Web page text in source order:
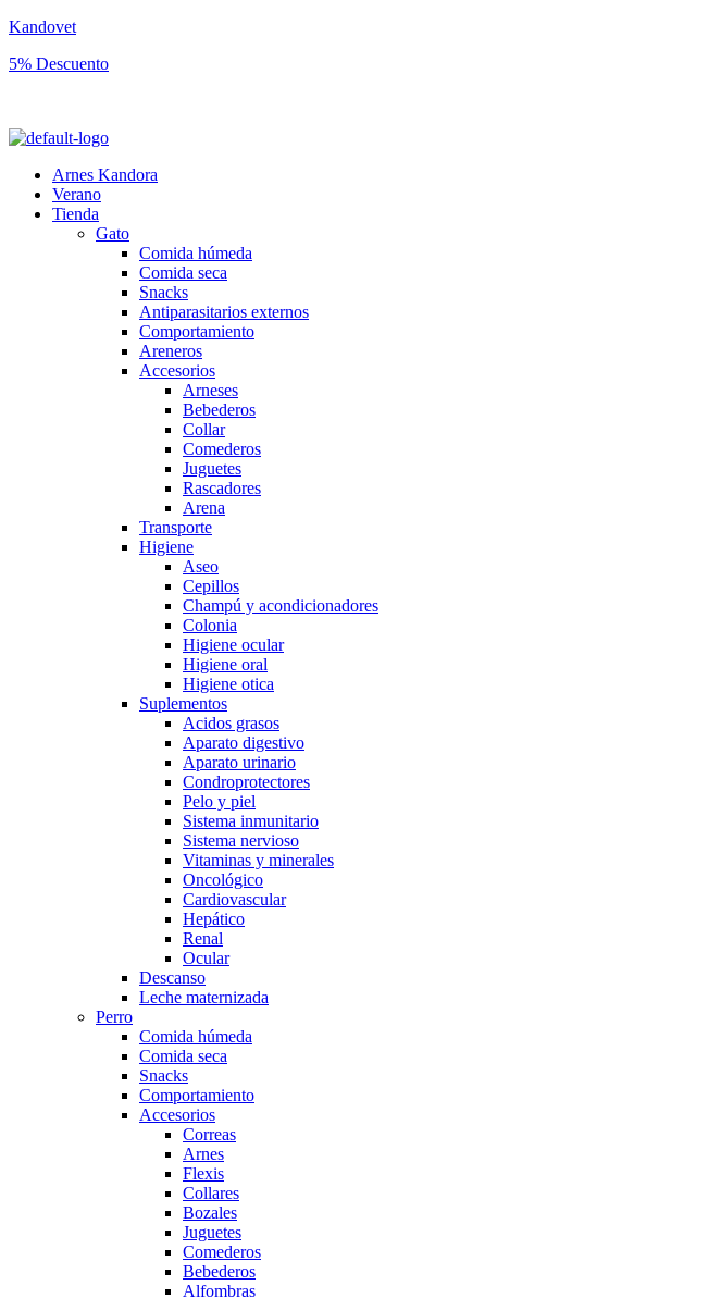
Kandovet
5% Descuento
Arnes Kandora
Verano
Tienda
Gato
Comida húmeda
Comida seca
Snacks
Antiparasitarios externos
Comportamiento
Areneros
Accesorios
Arneses
Bebederos
Collar
Comederos
Juguetes
Rascadores
Arena
Transporte
Higiene
Aseo
Cepillos
Champú y acondicionadores
Colonia
Higiene ocular
Higiene oral
Higiene otica
Suplementos
Acidos grasos
Aparato digestivo
Aparato urinario
Condroprotectores
Pelo y piel
Sistema inmunitario
Sistema nervioso
Vitaminas y minerales
Oncológico
Cardiovascular
Hepático
Renal
Ocular
Descanso
Leche maternizada
Perro
Comida húmeda
Comida seca
Snacks
Comportamiento
Accesorios
Correas
Arnes
Flexis
Collares
Bozales
Juguetes
Comederos
Bebederos
Alfombras